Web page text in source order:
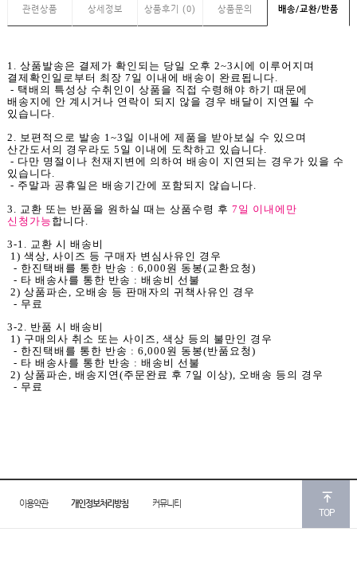
관련상품 상세정보 상품후기 (0) 상품문의 배송/교환/반품
1. 상품발송은 결제가 확인되는 당일 오후 2~3시에 이루어지며
결제확인일로부터 최장 7일 이내에 배송이 완료됩니다.
- 택배의 특성상 수취인이 상품을 직접 수령해야 하기 때문에
배송지에 안 계시거나 연락이 되지 않을 경우 배달이 지연될 수
있습니다.
2. 보편적으로 발송 1~3일 이내에 제품을 받아보실 수 있으며
산간도서의 경우라도 5일 이내에 도착하고 있습니다.
- 다만 명절이나 천재지변에 의하여 배송이 지연되는 경우가 있을 수
있습니다.
- 주말과 공휴일은 배송기간에 포함되지 않습니다.
3. 교환 또는 반품을 원하실 때는 상품수령 후 7일 이내에만
신청가능 합니다.
3-1. 교환 시 배송비
1) 색상, 사이즈 등 구매자 변심사유인 경우
- 한진택배를 통한 반송 : 6,000원 동봉(교환요청)
- 타 배송사를 통한 반송 : 배송비 선불
2) 상품파손, 오배송 등 판매자의 귀책사유인 경우
- 무료
3-2. 반품 시 배송비
1) 구매의사 취소 또는 사이즈, 색상 등의 불만인 경우
- 한진택배를 통한 반송 : 6,000원 동봉(반품요청)
- 타 배송사를 통한 반송 : 배송비 선불
2) 상품파손, 배송지연(주문완료 후 7일 이상), 오배송 등의 경우
- 무료
이용약관 개인정보처리방침 커뮤니티
TOP